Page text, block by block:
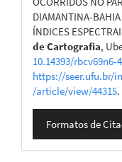
DIAMANTINA-
ÍNDICES
de Cartografia,
10.14393/rbcv69n6-
https://seer.ufu.br/
/article/view/44315
Formatos de